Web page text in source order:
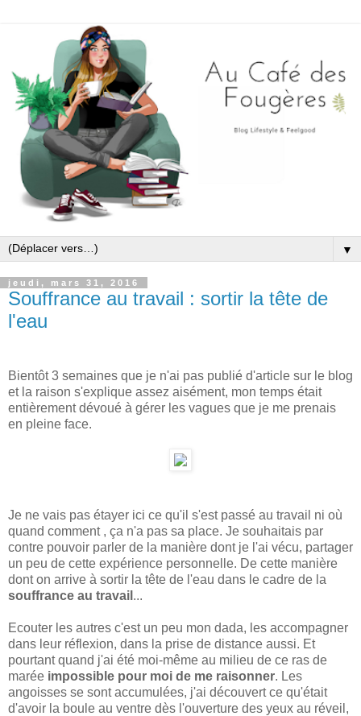
▼
jeudi, mars 31, 2016
Souffrance au travail : sortir la tête de
l'eau
Bientôt 3 semaines que je n'ai pas publié d'article sur le blog
et la raison s'explique assez aisément, mon temps était
entièrement dévoué à gérer les vagues que je me prenais
en pleine face.
Je ne vais pas étayer ici ce qu'il s'est passé au travail ni où
quand comment , ça n'a pas sa place. Je souhaitais par
contre pouvoir parler de la manière dont je l'ai vécu, partager
un peu de cette expérience personnelle. De cette manière
dont on arrive à sortir la tête de l'eau dans le cadre de la
souffrance au travail ...
Ecouter les autres c'est un peu mon dada, les accompagner
dans leur réflexion, dans la prise de distance aussi. Et
pourtant quand j'ai été moi-même au milieu de ce ras de
marée impossible pour moi de me raisonner. Les
angoisses se sont accumulées, j'ai découvert ce qu'était
d'avoir la boule au ventre dès l'ouverture des yeux au réveil,